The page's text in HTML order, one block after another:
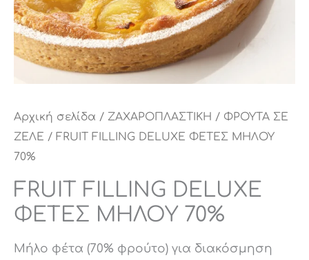
Αρχική σελίδα / ΖΑΧΑΡΟΠΛΑΣΤΙΚΗ / ΦΡΟΥΤΑ ΣΕ
ΖΕΛΕ / FRUIT FILLING DELUXE ΦΕΤΕΣ ΜΗΛΟΥ
70%
FRUIT FILLING DELUXE
ΦΕΤΕΣ ΜΗΛΟΥ 70%
Μήλο φέτα (70% φρούτο) για διακόσμηση